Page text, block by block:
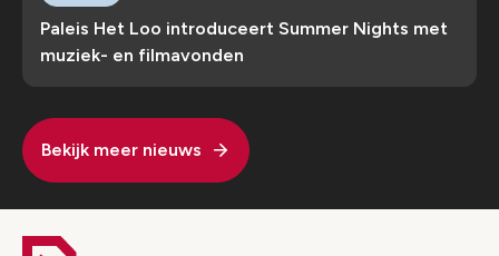
Paleis Het Loo introduceert Summer Nights met
muziek- en filmavonden
Bekijk meer nieuws